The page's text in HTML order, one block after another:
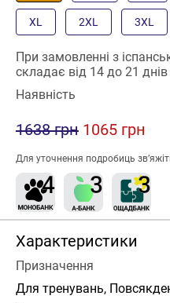
XL 2XL 3XL
При замовленні з
складає від 14 до 21 днів
Наявність
1638 грн 1065 грн
Для уточнення подробиць
Характеристики
Призначення
Для тренувань,